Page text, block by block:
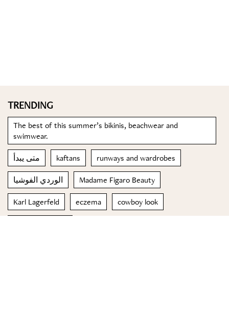
TRENDING
The best of this summer’s bikinis, beachwear and
swimwear.
متى يبدأ kaftans runways and wardrobes
الوردي الفوشيا Madame Figaro Beauty
Karl Lagerfeld eczema cowboy look